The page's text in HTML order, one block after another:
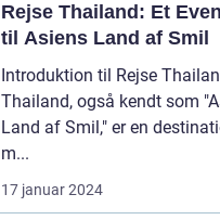
Rejse Thailand: Et
til Asiens Land af Smil
Introduktion til Rejse
Thailand, også kendt som
Land af Smil," er en
m...
17 januar 2024